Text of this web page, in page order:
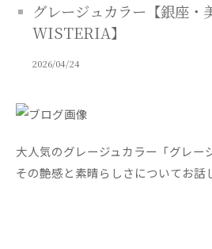
グレージュカラー【銀座・
WISTERIA】
2026/04/24
大人気のグレージュカラー「グレー
その艶感と素晴らしさについてお話